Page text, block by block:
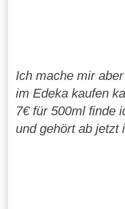
Ich mache mir
im Edeka kaufen
7€ für 500ml finde
und gehört ab jetzt